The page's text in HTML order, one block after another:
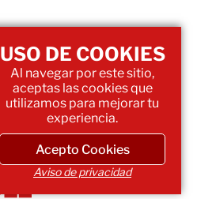
USO DE COOKIES
Al navegar por este sitio,
aceptas las cookies que
utilizamos para mejorar tu
experiencia.
Acepto Cookies
Aviso de privacidad